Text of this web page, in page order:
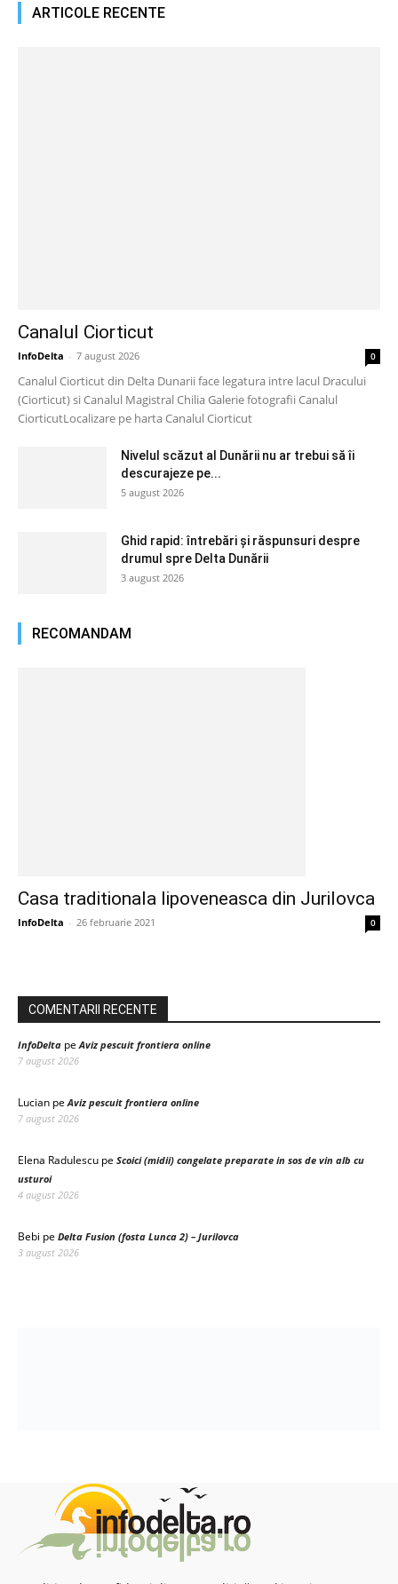
ARTICOLE RECENTE
Canalul Ciorticut
InfoDelta - 7 august 2026 0
Canalul Ciorticut din Delta Dunarii face legatura intre lacul Dracului
(Ciorticut) si Canalul Magistral Chilia Galerie fotografii Canalul
CiorticutLocalizare pe harta Canalul Ciorticut
Nivelul scăzut al Dunării nu ar trebui să îi
descurajeze pe...
5 august 2026
Ghid rapid: întrebări și răspunsuri despre
drumul spre Delta Dunării
3 august 2026
RECOMANDAM
Casa traditionala lipoveneasca din Jurilovca
InfoDelta - 26 februarie 2021 0
COMENTARII RECENTE
InfoDelta peAviz pescuit frontiera online
7 august 2026
Lucian peAviz pescuit frontiera online
7 august 2026
Elena Radulescu pe Scoici (midii) congelate preparate in sos de vin alb cu
usturoi
4 august 2026
Bebi pe Delta Fusion (fosta Lunca 2) – Jurilovca
3 august 2026